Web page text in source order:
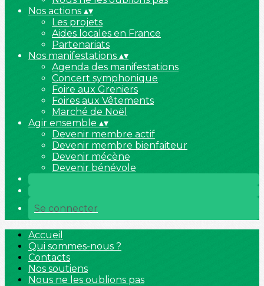
Nos actions ▴▾
Les projets
Aides locales en France
Partenariats
Nos manifestations ▴▾
Agenda des manifestations
Concert symphonique
Foire aux Greniers
Foires aux Vêtements
Marché de Noël
Agir ensemble ▴▾
Devenir membre actif
Devenir membre bienfaiteur
Devenir mécène
Devenir bénévole
Se connecter
Accueil
Qui sommes-nous ?
Contacts
Nos soutiens
Nous ne les oublions pas